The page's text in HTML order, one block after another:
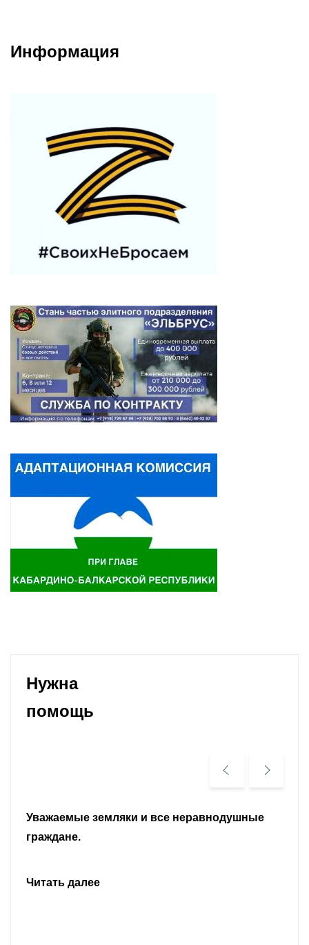
Информация
Нужна
помощь
Уважаемые земляки и все неравнодушные
граждане.
Читать далее